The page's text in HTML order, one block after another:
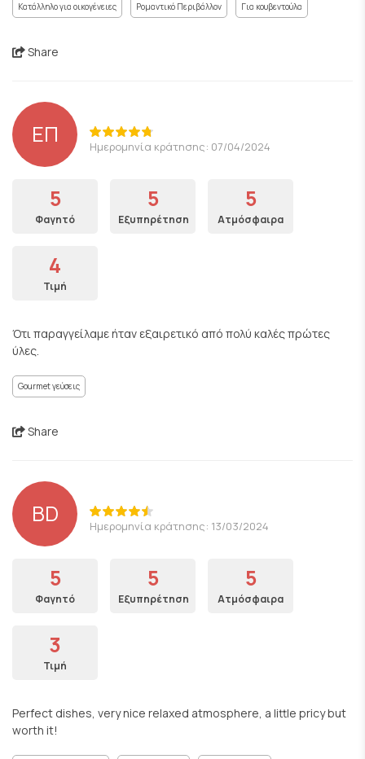
Κατάλληλο για οικογένειες Ρομαντικό Περιβάλλον Για κουβεντούλα
Share
ΕΠ Ημερομηνία κράτησης: 07/04/2024
5
Φαγητό
5
Εξυπηρέτηση
5
Ατμόσφαιρα
4
Τιμή
Ότι παραγγείλαμε ήταν εξαιρετικό από πολύ καλές πρώτες
ύλες.
Gourmet γεύσεις
Share
BD Ημερομηνία κράτησης: 13/03/2024
5
Φαγητό
5
Εξυπηρέτηση
5
Ατμόσφαιρα
3
Τιμή
Perfect dishes, very nice relaxed atmosphere, a little pricy but
worth it!